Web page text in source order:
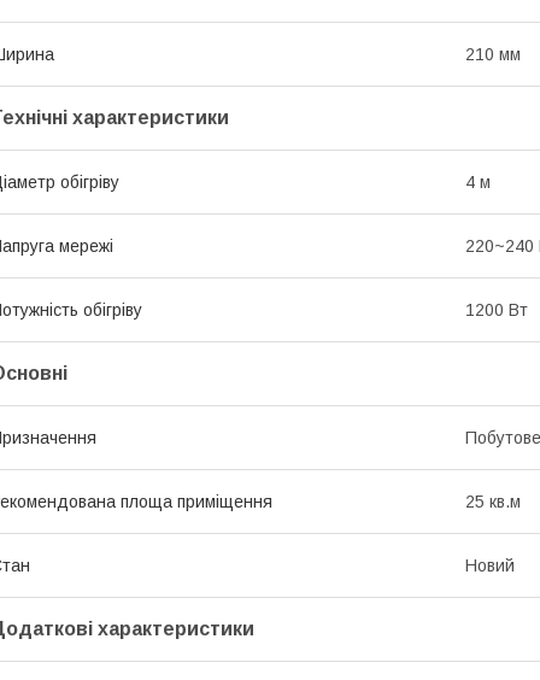
210 мм
характеристики
обігріву 4 м
мережі 220~240
обігріву 1200 Вт
Побутове
площа приміщення 25 кв.м
Новий
характеристики